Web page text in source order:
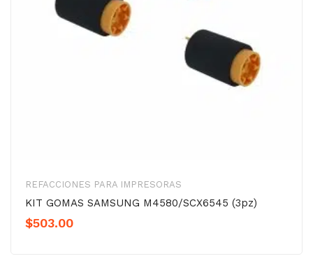
REFACCIONES PARA IMPRESORAS
KIT GOMAS SAMSUNG M4580/SCX6545 (3pz)
$503.00